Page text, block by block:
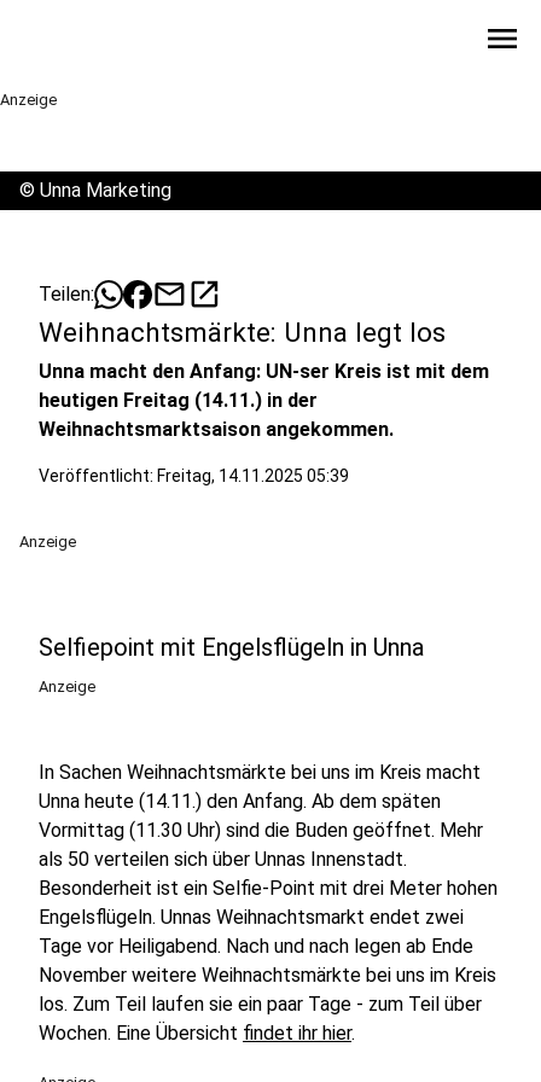
menu
Anzeige
© Unna Marketing
Teilen: mailopen_in_new
Weihnachtsmärkte: Unna legt los
Unna macht den Anfang: UN-ser Kreis ist mit dem
heutigen Freitag (14.11.) in der
Weihnachtsmarktsaison angekommen.
Veröffentlicht: Freitag, 14.11.2025 05:39
Anzeige
Selfiepoint mit Engelsflügeln in Unna
Anzeige
In Sachen Weihnachtsmärkte bei uns im Kreis macht
Unna heute (14.11.) den Anfang. Ab dem späten
Vormittag (11.30 Uhr) sind die Buden geöffnet. Mehr
als 50 verteilen sich über Unnas Innenstadt.
Besonderheit ist ein Selfie-Point mit drei Meter hohen
Engelsflügeln. Unnas Weihnachtsmarkt endet zwei
Tage vor Heiligabend. Nach und nach legen ab Ende
November weitere Weihnachtsmärkte bei uns im Kreis
los. Zum Teil laufen sie ein paar Tage - zum Teil über
Wochen. Eine Übersicht findet ihr hier.